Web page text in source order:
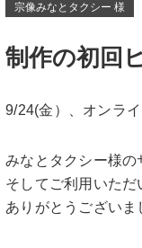
宗像みなとタクシー 様
制作の初回
9/24(金）、オンラ
みなとタクシー様の
そしてご利用いただ
ありがとうございま